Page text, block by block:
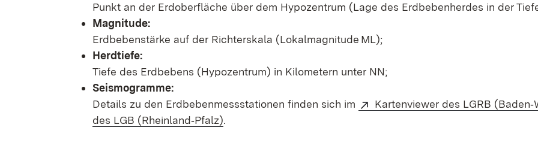
Punkt an der Erdoberfläche über dem Hypozentrum (Lage des Erdbebenherdes in der
Magnitude:
Erdbebenstärke auf der Richterskala (Lokalmagnitude ML);
Herdtiefe:
Tiefe des Erdbebens (Hypozentrum) in Kilometern unter NN;
Seismogramme:
Details zu den Erdbebenmessstationen finden sich im
Kartenviewer des LGRB
des LGB (Rheinland‑Pfalz).